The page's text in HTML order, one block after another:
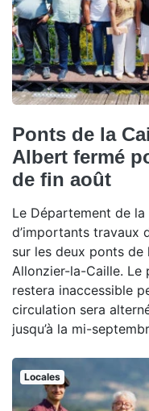
Ponts de la
Albert fermé
de fin août
Le Département de
d’importants travaux
sur les deux ponts de
Allonzier-la-Caille. Le
restera inaccessible
circulation sera
jusqu’à la mi-
Locales